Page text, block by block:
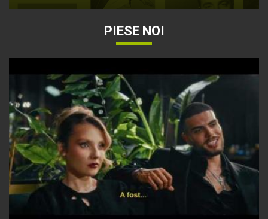
PIESE NOI